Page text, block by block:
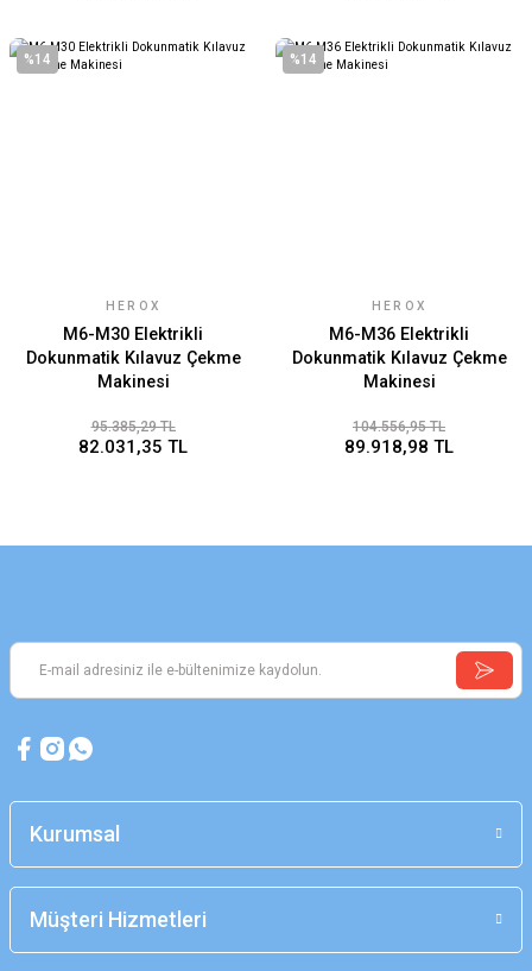
%14
HEROX
M6-M30 Elektrikli
Dokunmatik Kılavuz Çekme
Makinesi
95.385,29 TL
82.031,35 TL
%14
HEROX
M6-M36 Elektrikli
Dokunmatik Kılavuz Çekme
Makinesi
104.556,95 TL
89.918,98 TL
Kurumsal
Müşteri Hizmetleri